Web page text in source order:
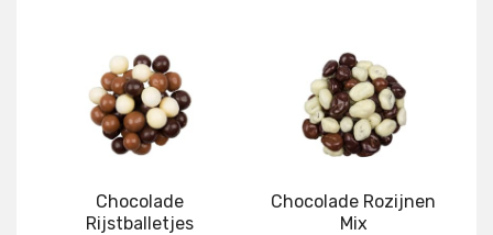
Chocolade
Rijstballetjes
Chocolade Rozijnen
Mix